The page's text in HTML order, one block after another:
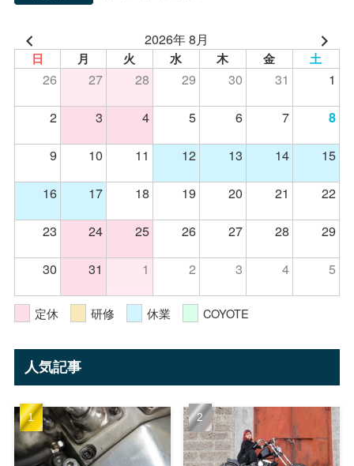
2026年 8月
日 月 火 水 木 金 土
26 27 28 29 30 31
1
2
3 4 5 6 7 8
9 10 11 12 13 14
15
16
17 18 19 20 21
22
23
24 25 26 27 28
29
30
31 1 2 3 4 5
定休 研修 休業 COYOTE
人気記事